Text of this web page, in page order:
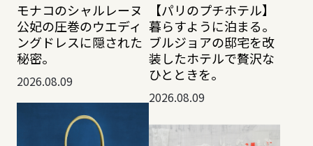
モナコのシャルレーヌ
公妃の圧巻のウエディ
ングドレスに隠された
秘密。
2026.08.09
【パリのプチホテル】
暮らすように泊まる。
ブルジョアの邸宅を改
装したホテルで贅沢な
ひとときを。
2026.08.09